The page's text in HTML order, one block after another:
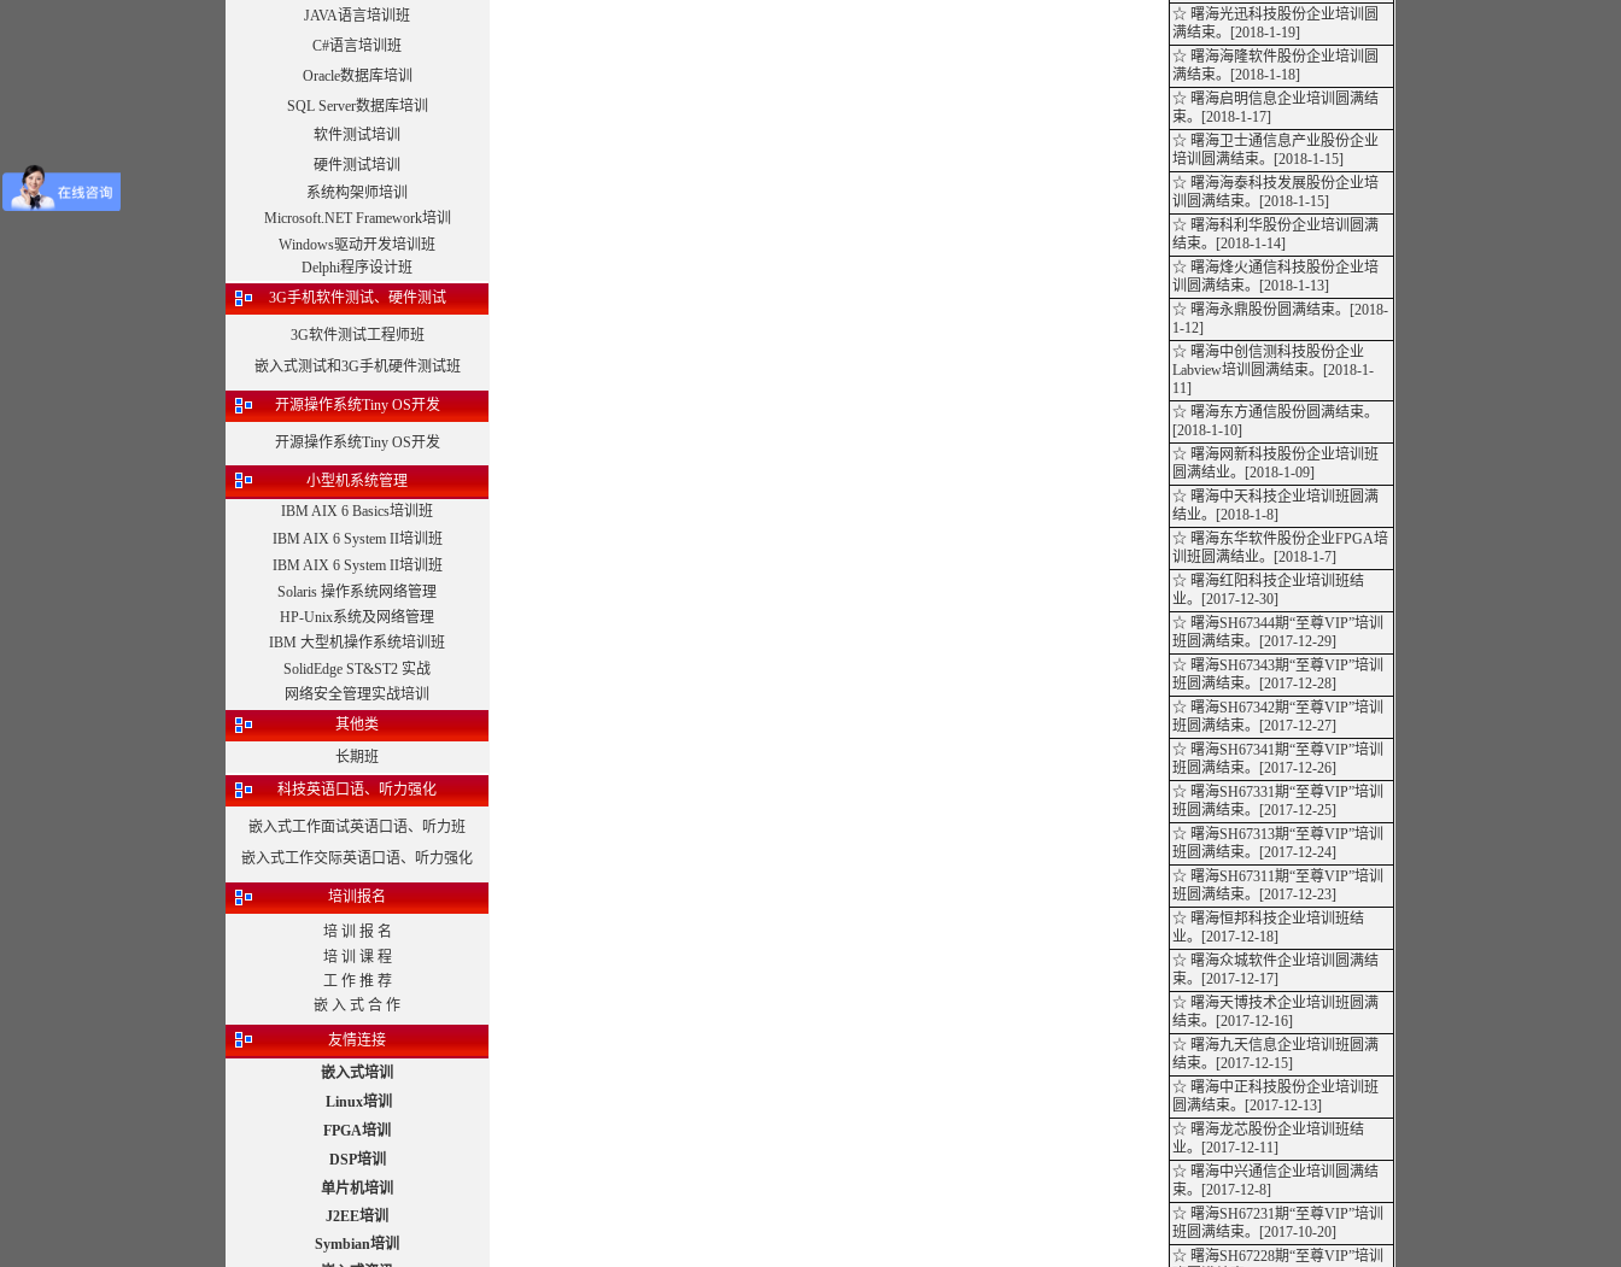
JAVA语言培训班
C#语言培训班
Oracle数据库培训
SQL Server数据库培训
软件测试培训
硬件测试培训
系统构架师培训
Microsoft.NET Framework培训
Windows驱动开发培训班
Delphi程序设计班
3G手机软件测试、硬件测试
3G软件测试工程师班
嵌入式测试和3G手机硬件测试班
开源操作系统Tiny OS开发
开源操作系统Tiny OS开发
小型机系统管理
IBM AIX 6 Basics培训班
IBM AIX 6 System II培训班
IBM AIX 6 System II培训班
Solaris 操作系统网络管理
HP-Unix系统及网络管理
IBM 大型机操作系统培训班
SolidEdge ST&ST2 实战
网络安全管理实战培训
其他类
长期班
科技英语口语、听力强化
嵌入式工作面试英语口语、听力班
嵌入式工作交际英语口语、听力强化
培训报名
培 训 报 名
培 训 课 程
工 作 推 荐
嵌 入 式 合 作
友情连接
嵌入式培训
Linux培训
FPGA培训
DSP培训
单片机培训
J2EE培训
Symbian培训
☆ 曙海光迅科技股份企业培训圆
满结束。[2018-1-19]
☆ 曙海海隆软件股份企业培训圆
满结束。[2018-1-18]
☆ 曙海启明信息企业培训圆满结
束。[2018-1-17]
☆ 曙海卫士通信息产业股份企业
培训圆满结束。[2018-1-15]
☆ 曙海海泰科技发展股份企业培
训圆满结束。[2018-1-15]
☆ 曙海科利华股份企业培训圆满
结束。[2018-1-14]
☆ 曙海烽火通信科技股份企业培
训圆满结束。[2018-1-13]
☆ 曙海永鼎股份圆满结束。[2018-
1-12]
☆ 曙海中创信测科技股份企业
Labview培训圆满结束。[2018-1-
11]
☆ 曙海东方通信股份圆满结束。
[2018-1-10]
☆ 曙海网新科技股份企业培训班
圆满结业。[2018-1-09]
☆ 曙海中天科技企业培训班圆满
结业。[2018-1-8]
☆ 曙海东华软件股份企业FPGA培
训班圆满结业。[2018-1-7]
☆ 曙海红阳科技企业培训班结
业。[2017-12-30]
☆ 曙海SH67344期“至尊VIP”培训
班圆满结束。[2017-12-29]
☆ 曙海SH67343期“至尊VIP”培训
班圆满结束。[2017-12-28]
☆ 曙海SH67342期“至尊VIP”培训
班圆满结束。[2017-12-27]
☆ 曙海SH67341期“至尊VIP”培训
班圆满结束。[2017-12-26]
☆ 曙海SH67331期“至尊VIP”培训
班圆满结束。[2017-12-25]
☆ 曙海SH67313期“至尊VIP”培训
班圆满结束。[2017-12-24]
☆ 曙海SH67311期“至尊VIP”培训
班圆满结束。[2017-12-23]
☆ 曙海恒邦科技企业培训班结
业。[2017-12-18]
☆ 曙海众城软件企业培训圆满结
束。[2017-12-17]
☆ 曙海天博技术企业培训班圆满
结束。[2017-12-16]
☆ 曙海九天信息企业培训班圆满
结束。[2017-12-15]
☆ 曙海中正科技股份企业培训班
圆满结束。[2017-12-13]
☆ 曙海龙芯股份企业培训班结
业。[2017-12-11]
☆ 曙海中兴通信企业培训圆满结
束。[2017-12-8]
☆ 曙海SH67231期“至尊VIP”培训
班圆满结束。[2017-10-20]
☆ 曙海SH67228期“至尊VIP”培训